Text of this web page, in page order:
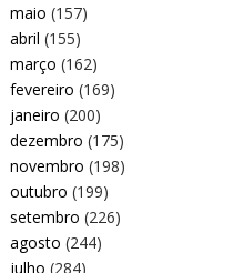
maio (157)
abril (155)
março (162)
fevereiro (169)
janeiro (200)
dezembro (175)
novembro (198)
outubro (199)
setembro (226)
agosto (244)
julho (284)